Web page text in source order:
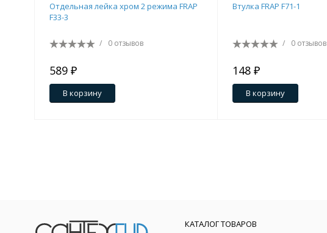
Отдельная лейка хром 2 режима FRAP
F33-3
/ 0 отзывов
589 ₽
В корзину
Втулка FRAP F71-1
/ 0 отзывов
148 ₽
В корзину
КАТАЛОГ ТОВАРОВ